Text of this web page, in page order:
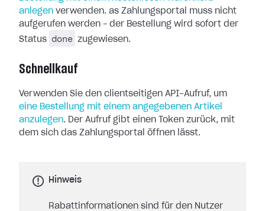
anlegen verwenden. as Zahlungsportal muss nicht
aufgerufen werden – der Bestellung wird sofort der
Status
done zugewiesen.
Schnellkauf
Verwenden Sie den clientseitigen API-Aufruf, um
eine Bestellung mit einem angegebenen Artikel
anzulegen. Der Aufruf gibt einen Token zurück, mit
dem sich das Zahlungsportal öffnen lässt.
Hinweis
Rabattinformationen sind für den Nutzer